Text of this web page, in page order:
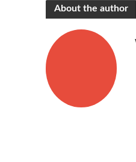
About the author